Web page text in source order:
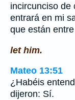
incircunciso de
entrará en mi
que están
let him.
Mateo 13:51
¿Habéis
dijeron: Sí.